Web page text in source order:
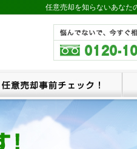
任意売却を知らないあなた